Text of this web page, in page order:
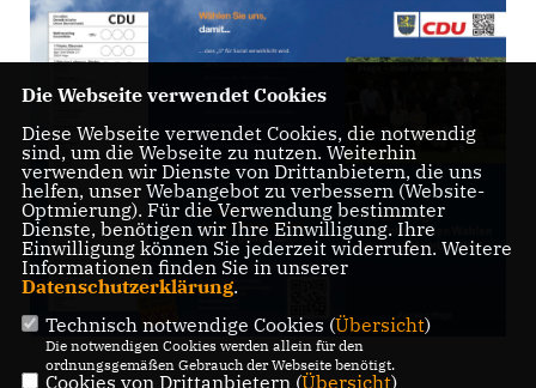
Die Webseite verwendet Cookies
Diese Webseite verwendet Cookies, die notwendig
sind, um die Webseite zu nutzen. Weiterhin
verwenden wir Dienste von Drittanbietern, die uns
helfen, unser Webangebot zu verbessern (Website-
Optmierung). Für die Verwendung bestimmter
Dienste, benötigen wir Ihre Einwilligung. Ihre
Einwilligung können Sie jederzeit widerrufen. Weitere
Informationen finden Sie in unserer
Datenschutzerklärung.
Technisch notwendige Cookies (Übersicht)
Die notwendigen Cookies werden allein für den
ordnungsgemäßen Gebrauch der Webseite benötigt.
Cookies von Drittanbietern (Übersicht)